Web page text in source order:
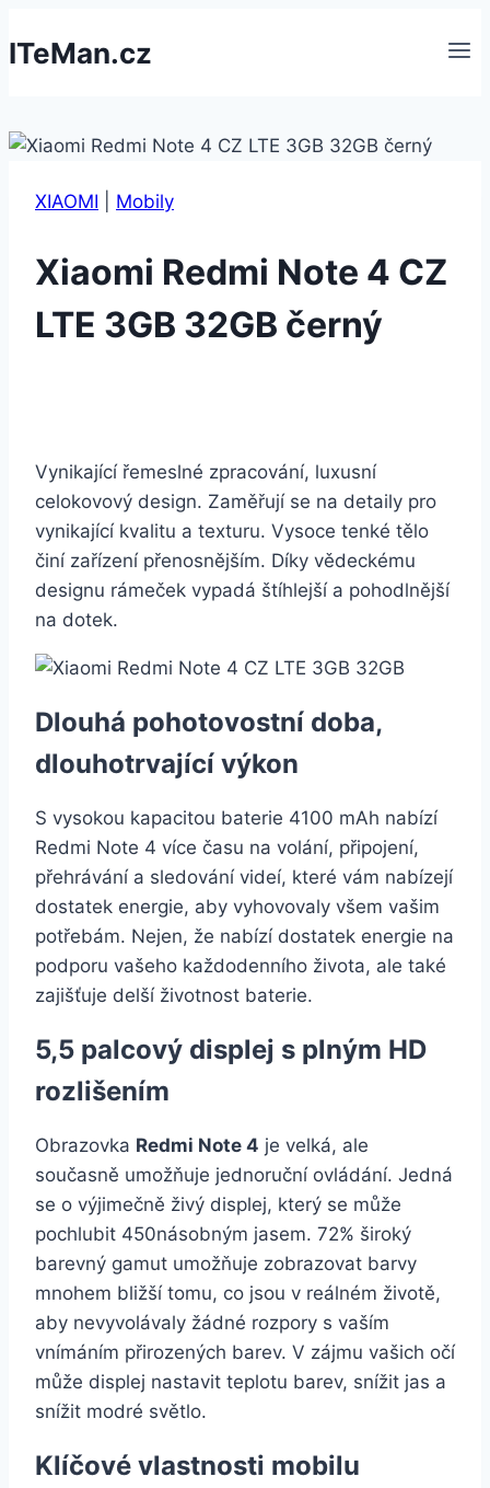
na
ITeMan.cz
XIAOMI Mobily
Xiaomi Redmi Note 4 CZ
LTE 3GB 32GB černý
Vynikající řemeslné zpracování, luxusní
celokovový design. Zaměřují se na detaily pro
vynikající kvalitu a texturu. Vysoce tenké tělo
činí zařízení přenosnějším. Díky vědeckému
designu rámeček vypadá štíhlejší a pohodlnější
na dotek.
Dlouhá pohotovostní doba,
dlouhotrvající výkon
S vysokou kapacitou baterie 4100 mAh nabízí
Redmi Note 4 více času na volání, připojení,
přehrávání a sledování videí, které vám nabízejí
dostatek energie, aby vyhovovaly všem vašim
potřebám. Nejen, že nabízí dostatek energie na
podporu vašeho každodenního života, ale také
zajišťuje delší životnost baterie.
5,5 palcový displej s plným HD
rozlišením
Obrazovka Redmi Note 4 je velká, ale
současně umožňuje jednoruční ovládání. Jedná
se o výjimečně živý displej, který se může
pochlubit 450násobným jasem. 72% široký
barevný gamut umožňuje zobrazovat barvy
mnohem bližší tomu, co jsou v reálném životě,
aby nevyvolávaly žádné rozpory s vaším
vnímáním přirozených barev. V zájmu vašich očí
může displej nastavit teplotu barev, snížit jas a
snížit modré světlo.
Klíčové vlastnosti mobilu